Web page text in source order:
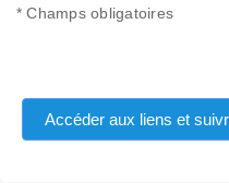
* Champs obligatoires
Accéder aux liens et